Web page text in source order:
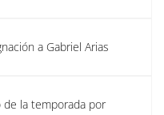
a Gabriel Arias
de la temporada por